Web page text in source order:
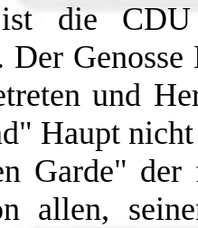
die CDU
Der
und
Haupt
Garde"
allen,